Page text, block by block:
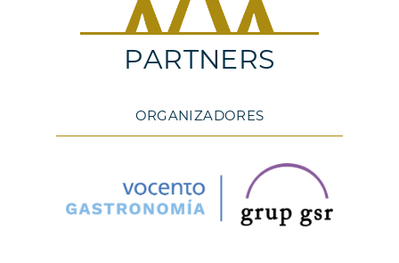
PARTNERS
ORGANIZADORES